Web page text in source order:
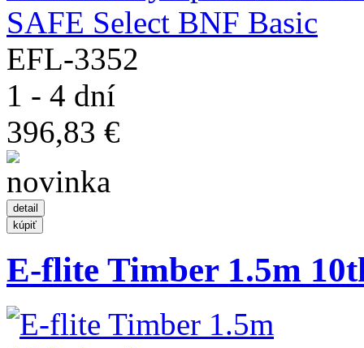
EFL-3352
1 - 4 dní
396,83 €
E-flite Timber 1.5m